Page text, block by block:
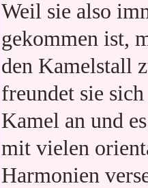
Weil sie also
gekommen ist,
den Kamelstall
freundet sie
Kamel an und
mit vielen
Harmonien